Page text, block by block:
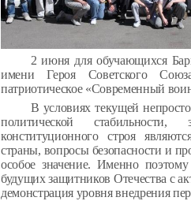
2 июня для обучающихся
имени Героя Советского
патриотическое «Современный
В условиях текущей
политической
конституционного строя
страны, вопросы безопасности и
особое значение. Именно
будущих защитников Отечества с
демонстрация уровня внедрения